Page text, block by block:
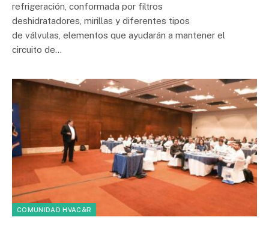
refrigeración, conformada por filtros
deshidratadores, mirillas y diferentes tipos
de válvulas, elementos que ayudarán a mantener el
circuito de…
COMUNIDAD HVAC&R